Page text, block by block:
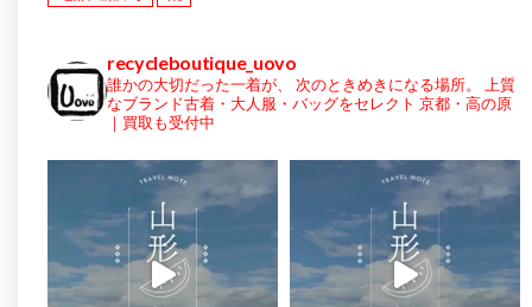
recycleboutique_uovo
誰かの大切だった一着が、 次のときめきになる場所。
上質
なブランド古着・大人服・バッグをセレクト 京都・高の原
｜買取も受付中